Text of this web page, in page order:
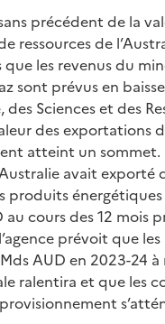
précédent de la
ressources de
les revenus du
sont prévus en
des Sciences et des
des exportations
atteint un sommet.
avait exporté
produits énergétiques
au cours des 12 mois
prévoit que
AUD en 2023-24 à
ralentira et que les